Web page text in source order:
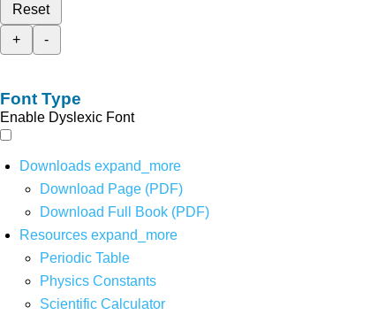
Reset
+
-
Font Type
Enable Dyslexic Font
Downloads expand_more
Download Page (PDF)
Download Full Book (PDF)
Resources expand_more
Periodic Table
Physics Constants
Scientific Calculator